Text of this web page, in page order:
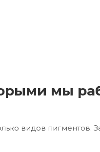
мы
видов пигментов.